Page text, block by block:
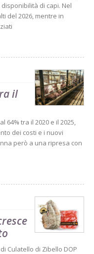
di capi. Nel
del 2026, mentre in
il
64% tra il 2020 e il 2025,
dei costi e i nuovi
però a una ripresa con
Culatello di Zibello DOP